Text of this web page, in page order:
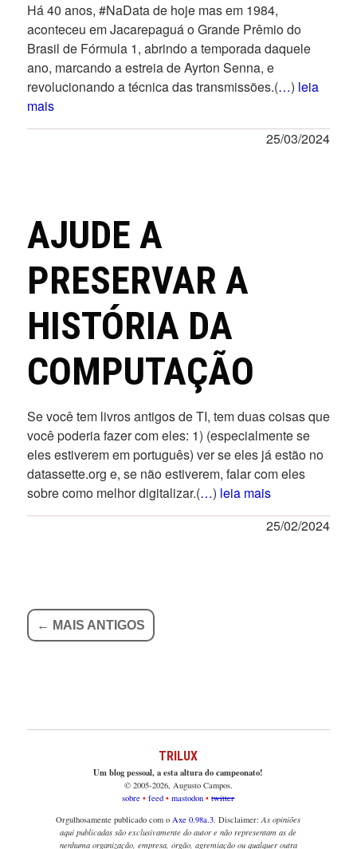
Há 40 anos, #NaData de hoje mas em 1984,
aconteceu em Jacarepaguá o Grande Prêmio do
Brasil de Fórmula 1, abrindo a temporada daquele
ano, marcando a estreia de Ayrton Senna, e
revolucionando a técnica das transmissões.(…) leia
mais
25/03/2024
AJUDE A
PRESERVAR A
HISTÓRIA DA
COMPUTAÇÃO
Se você tem livros antigos de TI, tem duas coisas que
você poderia fazer com eles: 1) (especialmente se
eles estiverem em português) ver se eles já estão no
datassette.org e, se não estiverem, falar com eles
sobre como melhor digitalizar.(…) leia mais
25/02/2024
← MAIS ANTIGOS
TRILUX
Um blog pessoal, a esta altura do campeonato!
© 2005-2026, Augusto Campos.
sobre
feed mastodon
twitter
Orgulhosamente publicado com o Axe 0.98a.3 . Disclaimer:As opiniões
aqui publicadas são exclusivamente do autor e não representam as de
nenhuma organização, empresa, órgão, agremiação ou qualquer outra